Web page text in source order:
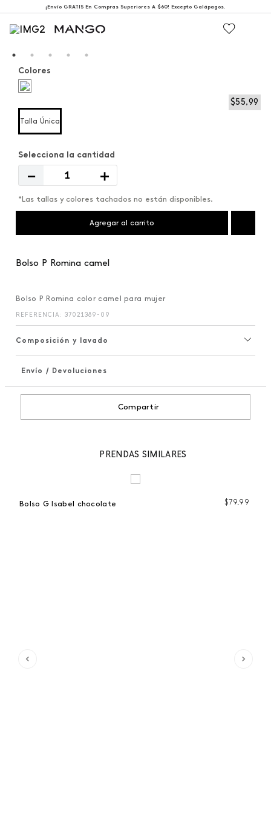
¡Envío GRATIS En Compras Superiores A $60! Excepto Galápagos.
$55,99
Colores
Talla Única
＋
－
*Las tallas y colores tachados no están disponibles.
Agregar al carrito
Bolso P Romina camel
Bolso P Romina color camel para mujer
REFERENCIA : 37021389-09
Composición y lavado
Envío / Devoluciones
Compartir
PRENDAS SIMILARES
Bolso G Isabel chocolate $79,99